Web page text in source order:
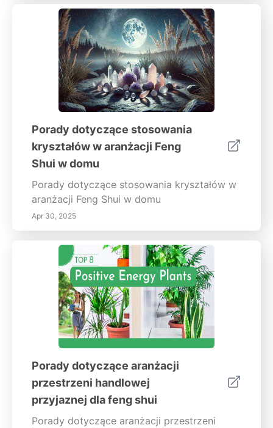
Porady dotyczące stosowania
kryształów w aranżacji Feng
Shui w domu
Porady dotyczące stosowania kryształów w
aranżacji Feng Shui w domu
Apr 30, 2025
Porady dotyczące aranżacji
przestrzeni handlowej
przyjaznej dla feng shui
Porady dotyczące aranżacji przestrzeni